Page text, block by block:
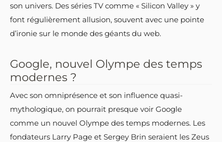
son univers. Des séries TV comme « Silicon Valley » y
font régulièrement allusion, souvent avec une pointe
d’ironie sur le monde des géants du web.
Google, nouvel Olympe des temps
modernes ?
Avec son omniprésence et son influence quasi-
mythologique, on pourrait presque voir Google
comme un nouvel Olympe des temps modernes. Les
fondateurs Larry Page et Sergey Brin seraient les Zeus